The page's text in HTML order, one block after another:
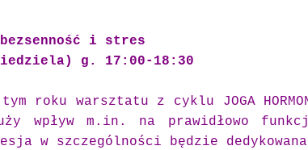
i stres
g. 17:00-18:30
roku warsztatu z cyklu JOGA
wpływ m.in. na prawidłowo
w szczególności będzie